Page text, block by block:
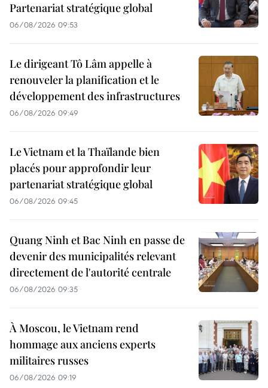
Partenariat stratégique global
06/08/2026 09:53
Le dirigeant Tô Lâm appelle à
renouveler la planification et le
développement des infrastructures
06/08/2026 09:49
Le Vietnam et la Thaïlande bien
placés pour approfondir leur
partenariat stratégique global
06/08/2026 09:45
Quang Ninh et Bac Ninh en passe de
devenir des municipalités relevant
directement de l'autorité centrale
06/08/2026 09:35
À Moscou, le Vietnam rend
hommage aux anciens experts
militaires russes
06/08/2026 09:19